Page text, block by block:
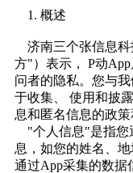
1. 概述
济南三个张信息科
方"）表示， P动
问者的隐私。您与
于收集、 使用和披
息和匿名信息的政策
"个人信息"是指您
息，如您的姓名、
通过App采集的数据